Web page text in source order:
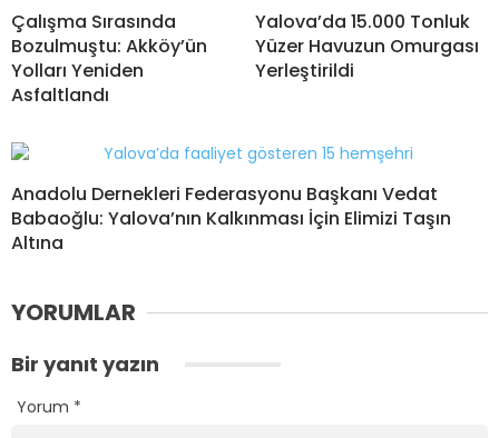
Çalışma Sırasında
Bozulmuştu: Akköy’ün
Yolları Yeniden
Asfaltlandı
Yalova’da 15.000 Tonluk
Yüzer Havuzun Omurgası
Yerleştirildi
Anadolu Dernekleri Federasyonu Başkanı Vedat
Babaoğlu: Yalova’nın Kalkınması İçin Elimizi Taşın
Altına
YORUMLAR
Bir yanıt yazın
Yorum *